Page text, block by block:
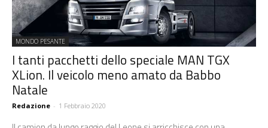
MONDO PESANTE
I tanti pacchetti dello speciale MAN TGX
XLion. Il veicolo meno amato da Babbo
Natale
Redazione - 1 Febbraio 2020